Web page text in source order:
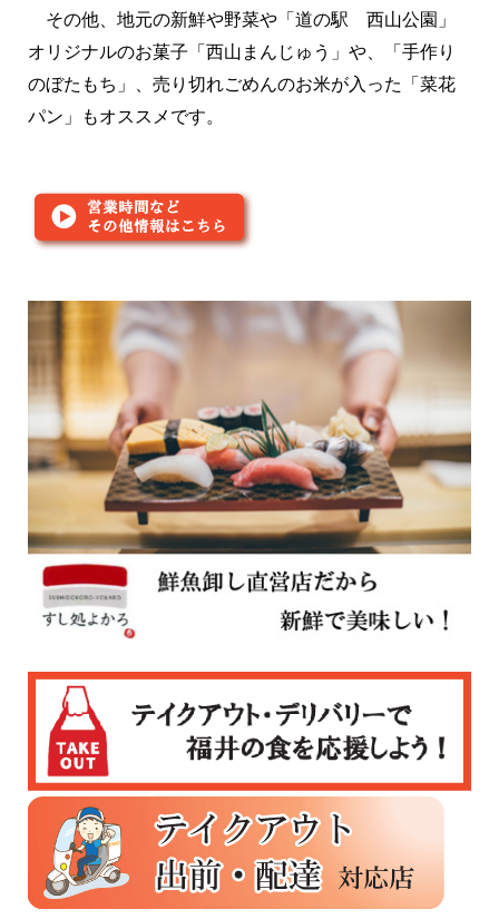
その他、地元の新鮮や野菜や「道の駅 西山公園」
オリジナルのお菓子「西山まんじゅう」や、「手作り
のぼたもち」、売り切れごめんのお米が入った「菜花
パン」もオススメです。